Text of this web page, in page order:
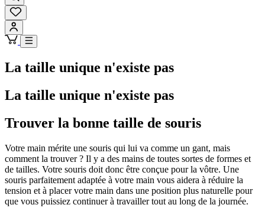
La taille unique n'existe pas
La taille unique n'existe pas
Trouver la bonne taille de souris
Votre main mérite une souris qui lui va comme un gant, mais
comment la trouver ? Il y a des mains de toutes sortes de formes et
de tailles. Votre souris doit donc être conçue pour la vôtre. Une
souris parfaitement adaptée à votre main vous aidera à réduire la
tension et à placer votre main dans une position plus naturelle pour
que vous puissiez continuer à travailler tout au long de la journée.